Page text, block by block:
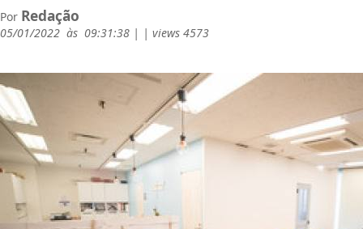
Por Redação
05/01/2022 às 09:31:38 | | views 4573